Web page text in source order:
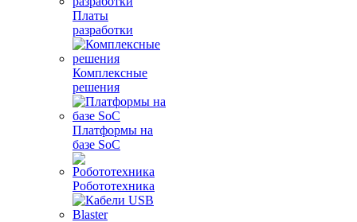
Платы
разработки
Комплексные
решения
Платформы на
базе SoC
Робототехника